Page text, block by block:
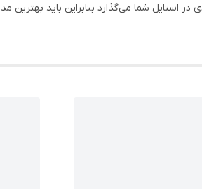
استایل شما می‌گذارد بنابراین باید